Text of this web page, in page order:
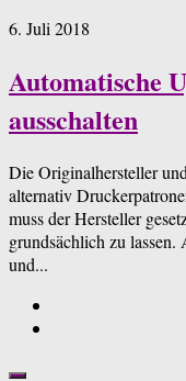
6. Juli 2018
Automatische
ausschalten
Die Originalhersteller
alternativ
muss der Hersteller
grundsächlich zu lassen.
und...